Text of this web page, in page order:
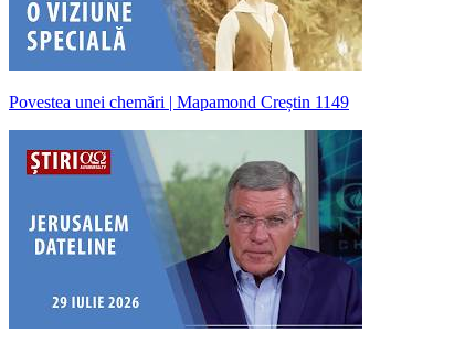
Povestea unei chemări | Mapamond Creștin 1149